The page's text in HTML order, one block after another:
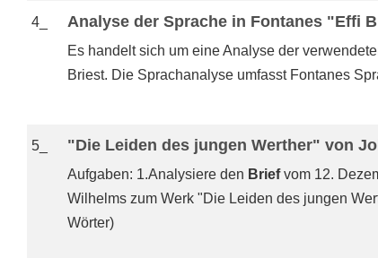
4_ Analyse der Sprache in Fontanes "Effi
Es handelt sich um eine Analyse der
Briest. Die Sprachanalyse umfasst Fontanes
5_ "Die Leiden des jungen Werther" von
Aufgaben: 1.Analysiere den Briefvom 12.
Wilhelms zum Werk "Die Leiden des jungen
Wörter)